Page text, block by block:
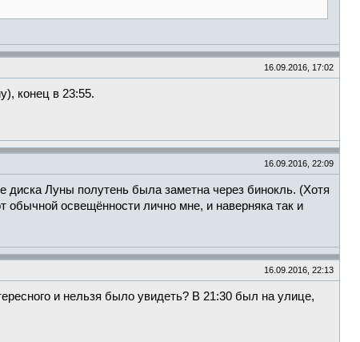
16.09.2016, 17:02
конец в 23:55.
16.09.2016, 22:09
диска Луны полутень была заметна через бинокль. (Хотя
освещённости лично мне, и наверняка так и
16.09.2016, 22:13
и нельзя было увидеть? В 21:30 был на улице,